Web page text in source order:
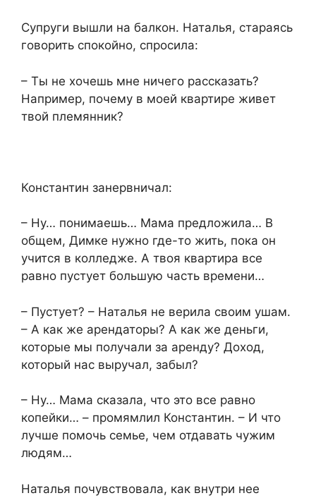
​Супруги вышли на балкон. Наталья, стараясь
говорить спокойно, спросила:​
​– Ты не хочешь мне ничего рассказать?
Например, почему в моей квартире живет
твой племянник?​
​Константин занервничал:​
​– Ну… понимаешь… Мама предложила… В
общем, Димке нужно где-то жить, пока он
учится в колледже. А твоя квартира все
равно пустует большую часть времени…​
​– Пустует? – Наталья не верила своим ушам.
– А как же арендаторы? А как же деньги,
которые мы получали за аренду? Доход,
который нас выручал, забыл?​
​– Ну… Мама сказала, что это все равно
копейки… – промямлил Константин. – И что
лучше помочь семье, чем отдавать чужим
людям…​
​Наталья почувствовала, как внутри нее